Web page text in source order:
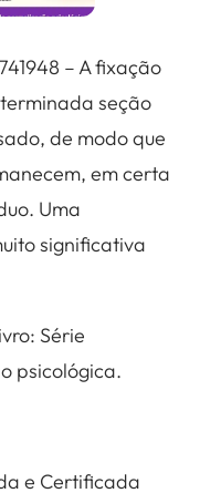
– A fixação
seção
de modo que
em certa
Uma
significativa
Série
psicológica.
e Certificada